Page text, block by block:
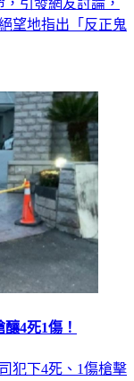
引發網友討論，
望地指出「反正鬼
4死1傷！
犯下4死、1傷槍擊